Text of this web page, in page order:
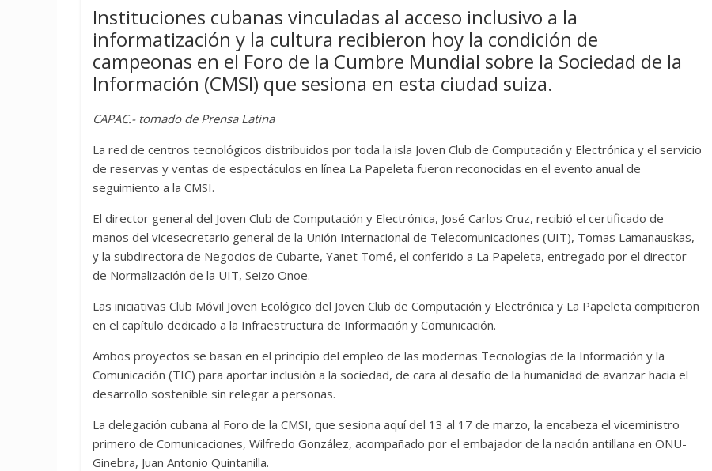
Instituciones cubanas vinculadas al acceso inclusivo a la
informatización y la cultura recibieron hoy la condición de
campeonas en el Foro de la Cumbre Mundial sobre la Sociedad de la
Información (CMSI) que sesiona en esta ciudad suiza.
CAPAC.- tomado de Prensa Latina
La red de centros tecnológicos distribuidos por toda la isla Joven Club de Computación y Electrónica y el servicio
de reservas y ventas de espectáculos en línea La Papeleta fueron reconocidas en el evento anual de
seguimiento a la CMSI.
El director general del Joven Club de Computación y Electrónica, José Carlos Cruz, recibió el certificado de
manos del vicesecretario general de la Unión Internacional de Telecomunicaciones (UIT), Tomas Lamanauskas,
y la subdirectora de Negocios de Cubarte, Yanet Tomé, el conferido a La Papeleta, entregado por el director
de Normalización de la UIT, Seizo Onoe.
Las iniciativas Club Móvil Joven Ecológico del Joven Club de Computación y Electrónica y La Papeleta compitieron
en el capítulo dedicado a la Infraestructura de Información y Comunicación.
Ambos proyectos se basan en el principio del empleo de las modernas Tecnologías de la Información y la
Comunicación (TIC) para aportar inclusión a la sociedad, de cara al desafío de la humanidad de avanzar hacia el
desarrollo sostenible sin relegar a personas.
La delegación cubana al Foro de la CMSI, que sesiona aquí del 13 al 17 de marzo, la encabeza el viceministro
primero de Comunicaciones, Wilfredo González, acompañado por el embajador de la nación antillana en ONU-
Ginebra, Juan Antonio Quintanilla.